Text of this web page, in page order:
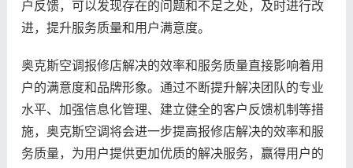
户反馈，可以发现存在的问题和不足之处，及时进行改
进，提升服务质量和用户满意度。
奥克斯空调报修店解决的效率和服务质量直接影响着用
户的满意度和品牌形象。通过不断提升解决团队的专业
水平、加强信息化管理、建立健全的客户反馈机制等措
施，奥克斯空调将会进一步提高报修店解决的效率和服
务质量，为用户提供更加优质的解决服务，赢得用户的